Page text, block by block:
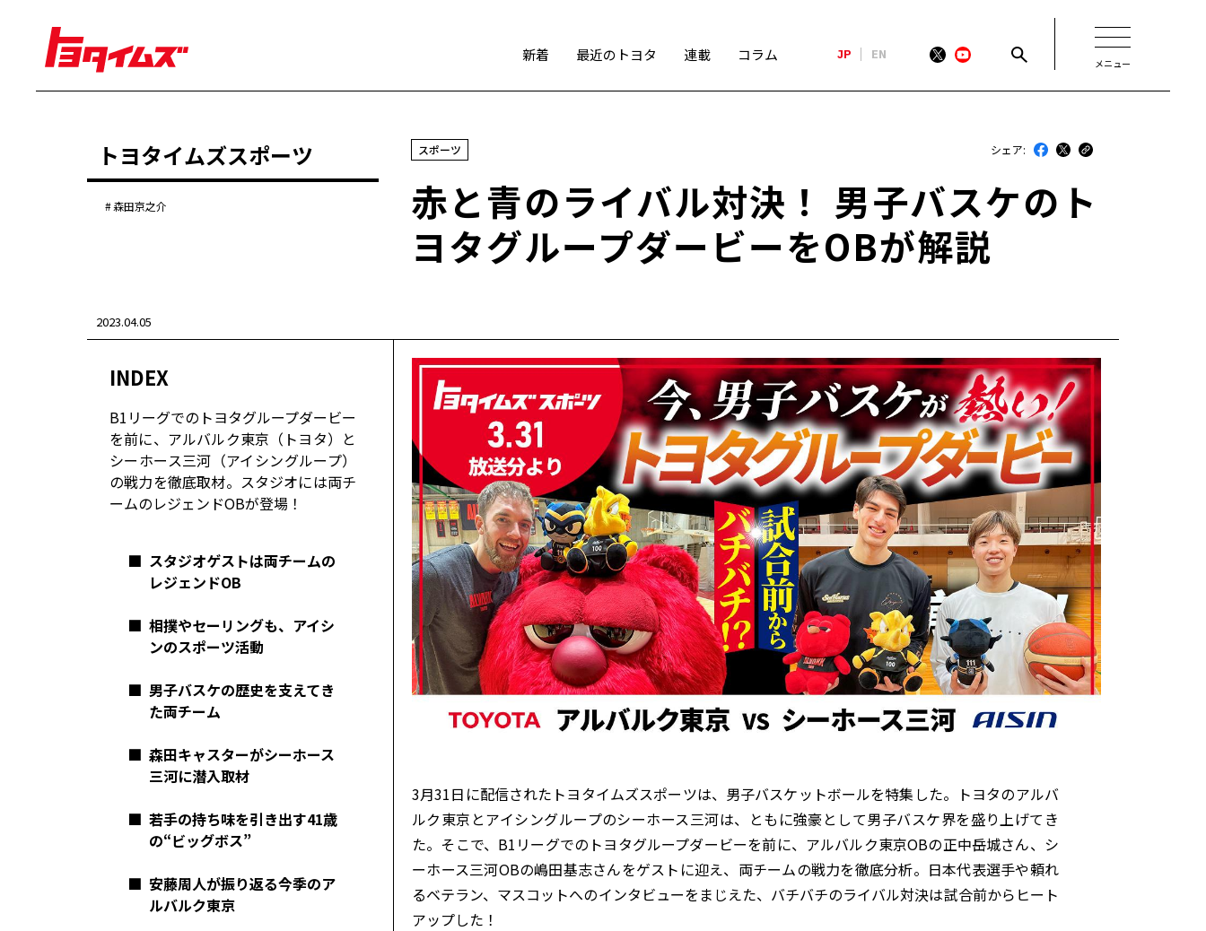
新着 最近のトヨタ 連載 コラム JP EN
メニュー
豊田章男 佐藤恒治 決算 株主総会
労使協議会
スポーツ
WRC TOYOTA GAZOO Racing
センチュリー
コーポレート
モビリティカンパニー トヨタグローバル
トヨタグループ モノづくり
最近のトヨタ
連載
トヨタイムズビジネス
トヨタイムズスポーツ
トヨタイムズPodcast
SDGs
トヨタイムズスポーツ
森田京之介
スポーツ シェア:
赤と青のライバル対決！ 男子バスケのト
ヨタグループダービーをOBが解説
2023.04.05
INDEX
B1リーグでのトヨタグループダービー
を前に、アルバルク東京（トヨタ）と
シーホース三河（アイシングループ）
の戦力を徹底取材。スタジオには両チ
ームのレジェンドOBが登場！
■ スタジオゲストは両チームの
レジェンドOB
■ 相撲やセーリングも、アイシ
ンのスポーツ活動
■ 男子バスケの歴史を支えてき
た両チーム
■ 森田キャスターがシーホース
三河に潜入取材
■ 若手の持ち味を引き出す41歳
の“ビッグボス”
■ 安藤周人が振り返る今季のア
ルバルク東京
3月31日に配信されたトヨタイムズスポーツは、男子バスケットボールを特集した。トヨタのアルバ
ルク東京とアイシングループのシーホース三河は、ともに強豪として男子バスケ界を盛り上げてき
た。そこで、B1リーグでのトヨタグループダービーを前に、アルバルク東京OBの正中岳城さん、シ
ーホース三河OBの嶋田基志さんをゲストに迎え、両チームの戦力を徹底分析。日本代表選手や頼れ
るベテラン、マスコットへのインタビューをまじえた、バチバチのライバル対決は試合前からヒート
アップした！